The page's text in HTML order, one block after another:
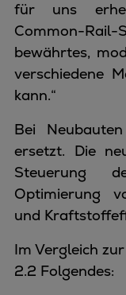
für uns
Common-
bewährtes,
verschiedene
kann.“
Bei
ersetzt. Die
Steuerung
Optimierung
und
Im Vergleich
2.2 Folgendes: